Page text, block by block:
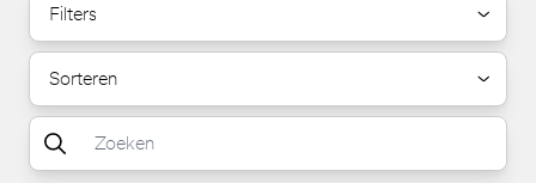
Filters
Sorteren